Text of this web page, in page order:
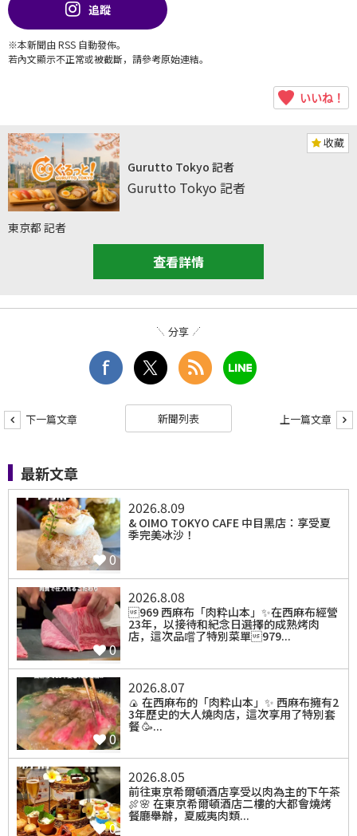
追蹤
※本新聞由 RSS 自動發佈。
若內文顯示不正常或被截斷，請參考原始連結。
いいね！
收藏
Gurutto Tokyo 記者
Gurutto Tokyo 記者
東京都 記者
查看詳情
分享
下一篇文章 新聞列表 上一篇文章
最新文章
0
2026.8.09
⁡& OIMO TOKYO CAFE 中目黑店：享受夏
季完美冰沙！
0
2026.8.08
969 西麻布「肉粋山本」✨在西麻布經營
23年，以接待和紀念日選擇的成熟烤肉
店，這次品嚐了特別菜單979...
0
2026.8.07
🍙 在西麻布的「肉粋山本」✨ 西麻布擁有2
3年歷史的大人燒肉店，這次享用了特別套
餐 🥳...
0
2026.8.05
前往東京希爾頓酒店享受以肉為主的下午茶
🍖🌸 在東京希爾頓酒店二樓的大都會燒烤
餐廳舉辦，夏威夷肉類...